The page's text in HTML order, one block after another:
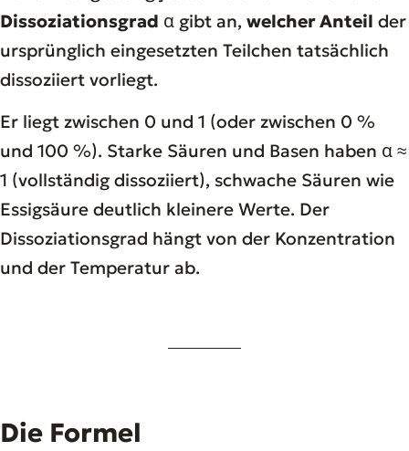
Dissoziationsgrad α gibt an, welcher Anteil der
ursprünglich eingesetzten Teilchen tatsächlich
dissoziiert vorliegt.
Er liegt zwischen 0 und 1 (oder zwischen 0 %
und 100 %). Starke Säuren und Basen haben α ≈
1 (vollständig dissoziiert), schwache Säuren wie
Essigsäure deutlich kleinere Werte. Der
Dissoziationsgrad hängt von der Konzentration
und der Temperatur ab.
Die Formel